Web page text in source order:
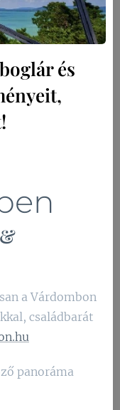
és
a Várdombon
családbarát
panoráma